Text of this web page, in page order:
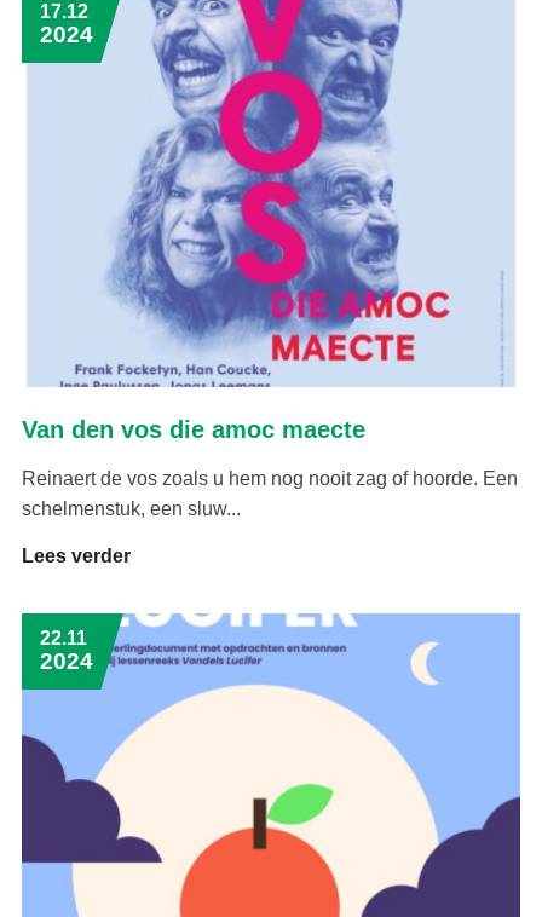
17.12
2024
Van den vos die amoc maecte
Reinaert de vos zoals u hem nog nooit zag of hoorde. Een
schelmenstuk, een sluw...
Lees verder
22.11
2024